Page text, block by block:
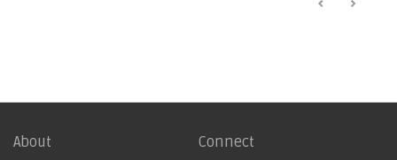
About Connect